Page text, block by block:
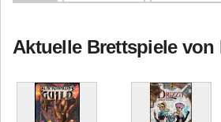
Aktuelle Brettspiele